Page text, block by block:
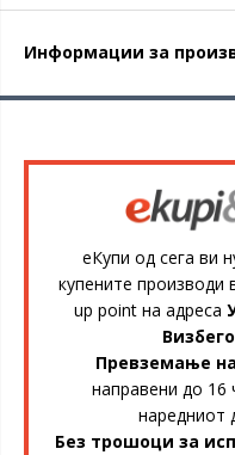
Информации за
еКупи од сега ви
купените производи
up point на адреса
Превземање
направени до 16
наредниот
Без трошоци за